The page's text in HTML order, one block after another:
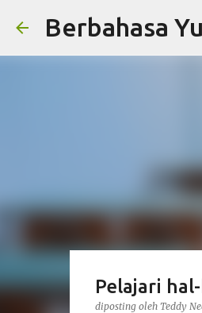
Berbahasa
Pelajari
diposting oleh Teddy